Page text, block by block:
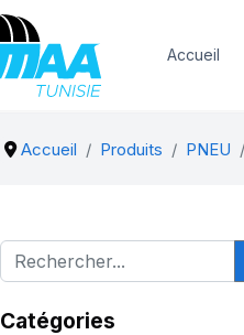
Accueil
Accueil Produits PNEU
Catégories